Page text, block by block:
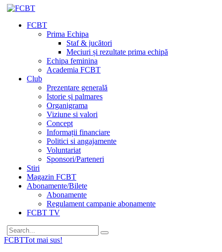
FCBT
Prima Echipa
Staf & jucători
Meciuri și rezultate prima echipă
Echipa feminina
Academia FCBT
Club
Prezentare generală
Istorie și palmares
Organigrama
Viziune si valori
Concept
Informații financiare
Politici si angajamente
Voluntariat
Sponsori/Parteneri
Stiri
Magazin FCBT
Abonamente/Bilete
Abonamente
Regulament campanie abonamente
FCBT TV
FCBTTot mai sus!